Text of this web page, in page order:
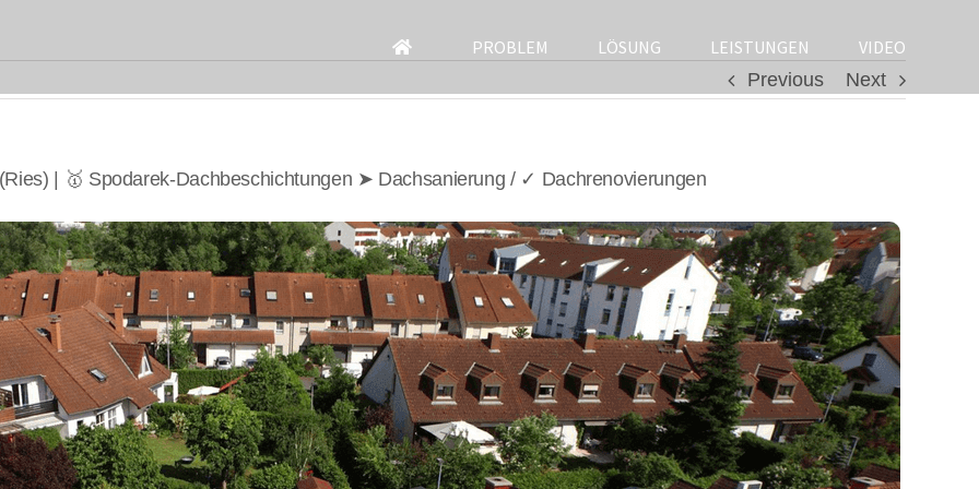
for:
PROBLEM LÖSUNG LEISTUNGEN
VIDEO
Previous
Next
| 🥇 Spodarek-Dachbeschichtungen ➤ Dachsanierung / ✓ Dachrenovierungen